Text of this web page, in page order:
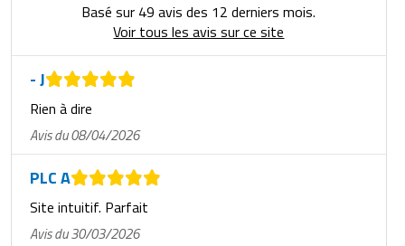
Basé sur 49 avis des 12 derniers mois.
Voir tous les avis sur ce site
- J
Rien à dire
Avis du 08/04/2026
PLC A
Site intuitif. Parfait
Avis du 30/03/2026